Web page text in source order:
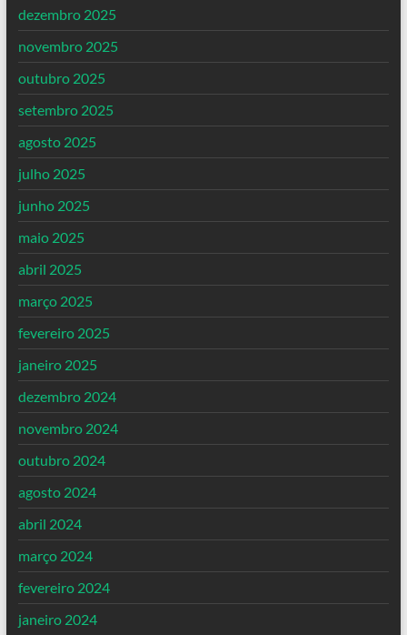
dezembro 2025
novembro 2025
outubro 2025
setembro 2025
agosto 2025
julho 2025
junho 2025
maio 2025
abril 2025
março 2025
fevereiro 2025
janeiro 2025
dezembro 2024
novembro 2024
outubro 2024
agosto 2024
abril 2024
março 2024
fevereiro 2024
janeiro 2024